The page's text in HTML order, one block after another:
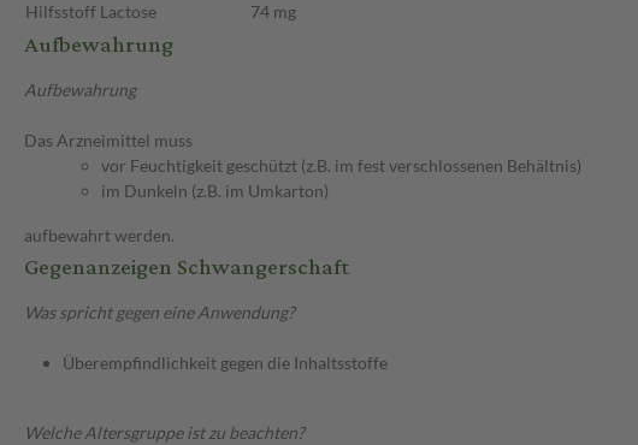
Hilfsstoff Lactose 74 mg
Aufbewahrung
Aufbewahrung
Das Arzneimittel muss
vor Feuchtigkeit geschützt (z.B. im fest verschlossenen Behältnis)
im Dunkeln (z.B. im Umkarton)
aufbewahrt werden.
Gegenanzeigen Schwangerschaft
Was spricht gegen eine Anwendung?
Überempfindlichkeit gegen die Inhaltsstoffe
Welche Altersgruppe ist zu beachten?